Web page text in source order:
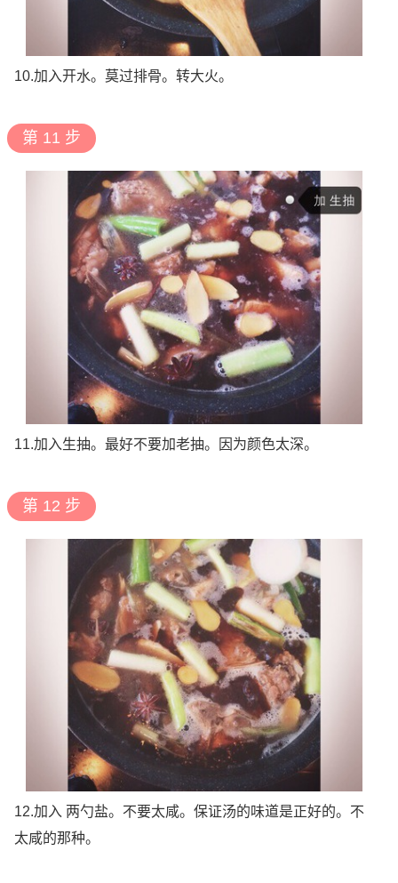
10.加入开水。莫过排骨。转大火。
第 11 步
11.加入生抽。最好不要加老抽。因为颜色太深。
第 12 步
12.加入 两勺盐。不要太咸。保证汤的味道是正好的。不
太咸的那种。